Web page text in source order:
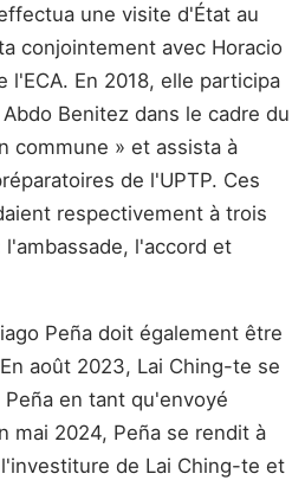
une visite d'État au
conjointement avec Horacio
l'ECA. En 2018, elle participa
Benitez dans le cadre du
commune » et assista à
de l'UPTP. Ces
respectivement à trois
l'accord et
Peña doit également être
août 2023, Lai Ching-te se
en tant qu'envoyé
mai 2024, Peña se rendit à
de Lai Ching-te et